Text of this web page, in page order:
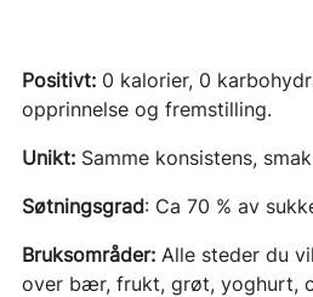
Positivt:0 kalorier, 0
opprinnelse og fremstilling.
Unikt:Samme konsistens,
Søtningsgrad: Ca 70 % av
Bruksområder:Alle steder du
over bær, frukt, grøt, yoghurt,